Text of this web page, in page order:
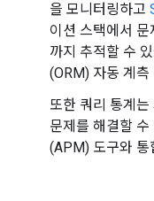
을 모니터링하고
이션 스택에서
까지 추적할 수
(ORM) 자동 계측
또한 쿼리 통계
문제를 해결할
(APM) 도구와 통